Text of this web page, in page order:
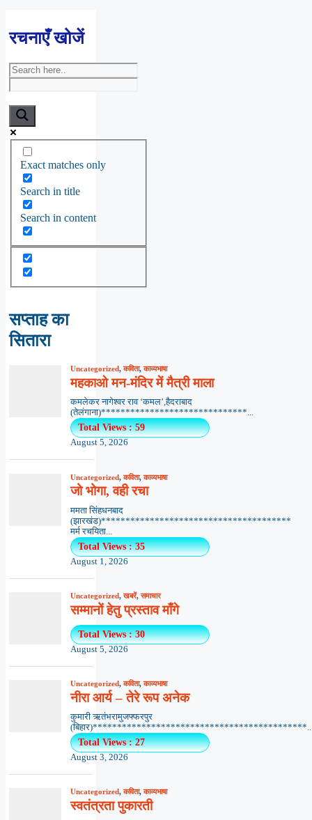
रचनाएँ खोजें
Exact matches only
Search in title
Search in content
सप्ताह का
सितारा
Uncategorized,कविता,काव्यभाषा
महकाओ मन-मंदिर में मैत्री माला
कमलेकर नागेश्वर राव ‘कमल’,हैदराबाद
(तेलंगाना)******************************...
Total Views : 59
August 5, 2026
Uncategorized,कविता,काव्यभाषा
जो भोगा, वही रचा
ममता सिंहधनबाद
(झारखंड)***************************************
मर्म रचयिता...
Total Views : 35
August 1, 2026
Uncategorized,खबरें,समाचार
सम्मानों हेतु प्रस्ताव माँगे
Total Views : 30
August 5, 2026
Uncategorized,कविता,काव्यभाषा
नीरा आर्य – तेरे रूप अनेक
कुमारी ऋतंभरामुजफ्फरपुर
Total Views : 27
August 3, 2026
Uncategorized,कविता,काव्यभाषा
स्वतंत्रता पुकारती